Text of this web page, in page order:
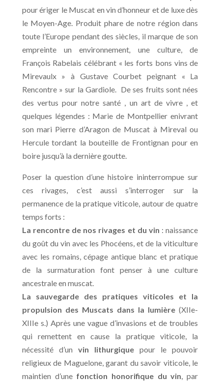
pour ériger le Muscat en vin d’honneur et de luxe dès
le Moyen-Age. Produit phare de notre région dans
toute l’Europe pendant des siècles, il marque de son
empreinte un environnement,une culture, de
François Rabelais célébrant « les forts bons vins de
Mirevaulx » à Gustave Courbet peignant « La
Rencontre » sur la Gardiole. De ses fruits sont nées
des vertus pour notre santé , un art de vivre , et
quelques légendes : Marie de Montpellier enivrant
son mari Pierre d’Aragon de Muscat à Mireval ou
Hercule tordant la bouteille de Frontignan pour en
boire jusqu’à la dernière goutte.
Poser la question d’une histoire ininterrompue sur
ces rivages, c’est aussi s’interroger sur la
permanence de la pratique viticole, autour de quatre
temps forts :
La rencontre de nos rivages et du vin : naissance
du goût du vin avec les Phocéens, et de la viticulture
avec les romains, cépage antique blanc et pratique
de la surmaturation font penser à une culture
ancestrale en muscat.
La sauvegarde des pratiques viticoles et la
propulsion des Muscats dans la lumière (XIIe-
XIIIe s.) Après une vague d’invasions et de troubles
qui remettent en cause la pratique viticole, la
nécessité d’un vin lithurgique pour le pouvoir
religieux de Maguelone, garant du savoir viticole, le
maintien d’une fonction honorifique du vin, par